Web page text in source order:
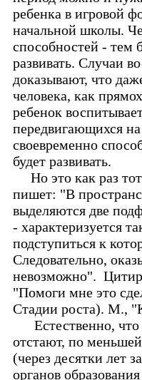
ребенка в игровой
начальной школы.
способностей - тем
развивать. Случаи
доказывают, что
человека, как
ребенок
передвигающихся
своевременно
будет развивать.
Но это как раз
пишет: "В
выделяются две
- характеризуется
подступиться к
Следовательно,
невозможно".
"Помоги мне это
Стадии роста). М.,
Естественно, что
отстают, по
(через десятки лет
органов